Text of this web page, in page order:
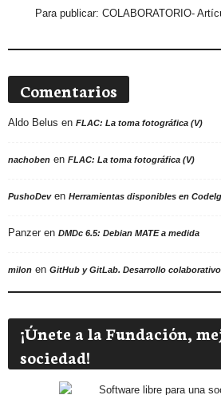
Para publicar:COLABORATORIO-
Comentarios
Aldo Belus en FLAC: La toma fotográfica (V)
nachoben en FLAC: La toma fotográfica (V)
PushoDeven Herramientas disponibles en
Panzer en DMDc 6.5: Debian MATE a medida
milon en GitHub y GitLab. Desarrollo
¡Únete a la Fundación,
sociedad!